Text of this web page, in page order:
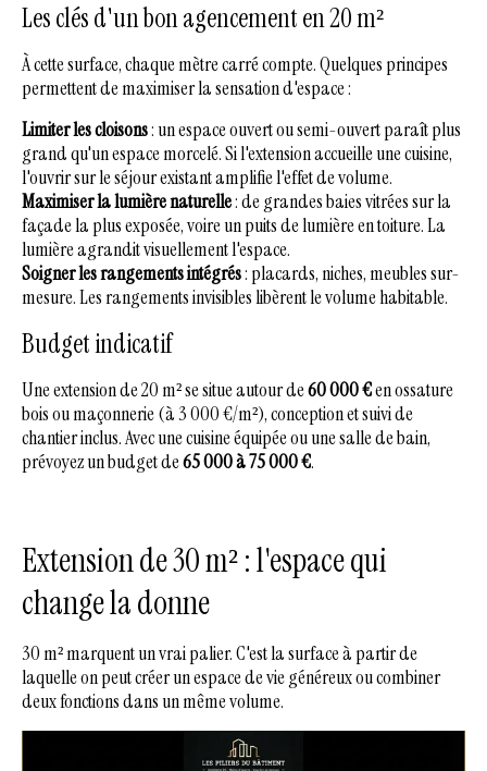
Les clés d'un bon agencement en 20 m²
À cette surface, chaque mètre carré compte. Quelques principes
permettent de maximiser la sensation d'espace :
Limiter les cloisons: un espace ouvert ou semi-ouvert paraît plus
grand qu'un espace morcelé. Si l'extension accueille une cuisine,
l'ouvrir sur le séjour existant amplifie l'effet de volume.
Maximiser la lumière naturelle: de grandes baies vitrées sur la
façade la plus exposée, voire un puits de lumière en toiture. La
lumière agrandit visuellement l'espace.
Soigner les rangements intégrés: placards, niches, meubles sur-
mesure. Les rangements invisibles libèrent le volume habitable.
Budget indicatif
Une extension de 20 m² se situe autour de60 000 €en ossature
bois ou maçonnerie (à 3 000 €/m²), conception et suivi de
chantier inclus. Avec une cuisine équipée ou une salle de bain,
prévoyez un budget de65 000 à 75 000 €.
Extension de 30 m² : l'espace qui
change la donne
30 m² marquent un vrai palier. C'est la surface à partir de
laquelle on peut créer un espace de vie généreux ou combiner
deux fonctions dans un même volume.